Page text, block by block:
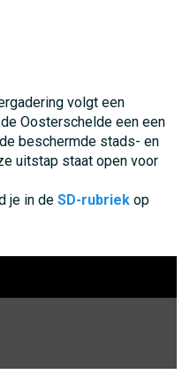
volgt een
Oosterschelde een een
beschermde stads- en
uitstap staat open voor
je in de SD-rubriek op